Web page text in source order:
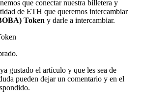
que conectar nuestra billetera y
de ETH que queremos intercambiar
Token y darle a intercambiar.
gustado el artículo y que les sea de
pueden dejar un comentario y en el